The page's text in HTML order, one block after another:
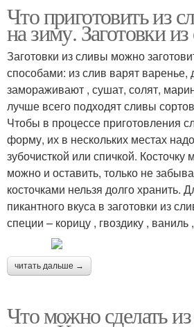
Сливы на зиму
Блюда с желтыми
сливами
Сливы в духовке
Соусы из сливы
Кетчуп из слив
Что приготовить из
на зиму. Заготовки
Заготовки из сливы можно
способами: из слив варят варенье,
замораживают , сушат, солят,
лучше всего подходят сливы
Чтобы в процессе приготовления
форму, их в нескольких местах
зубочисткой или спичкой. Косточку
можно и оставить, только не
косточками нельзя долго хранить.
пикантного вкуса в заготовки из
специи – корицу , гвоздику ,
читать дальше →
Что можно сделать